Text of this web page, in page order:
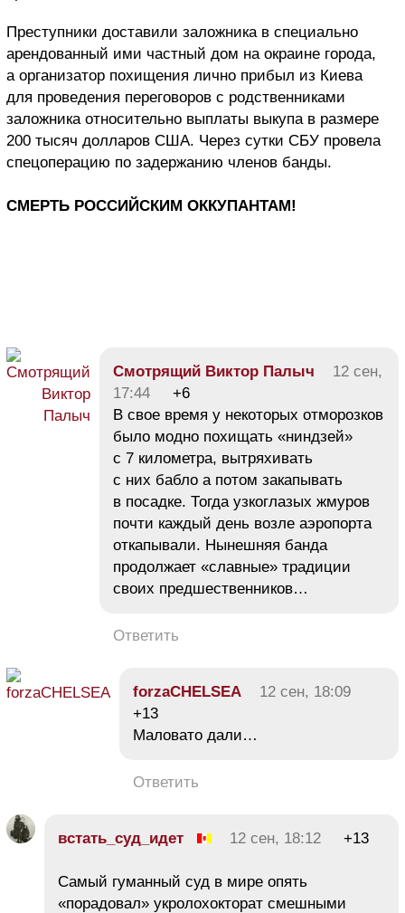
Преступники доставили заложника в специально
арендованный ими частный дом на окраине города,
а организатор похищения лично прибыл из Киева
для проведения переговоров с родственниками
заложника относительно выплаты выкупа в размере
200 тысяч долларов США. Через сутки СБУ провела
спецоперацию по задержанию членов банды.
СМЕРТЬ РОССИЙСКИМ ОККУПАНТАМ!
Смотрящий Виктор Палыч
12 сен,
17:44
+6
В свое время у некоторых отморозков
было модно похищать «ниндзей»
с 7 километра, вытряхивать
с них бабло а потом закапывать
в посадке. Тогда узкоглазых жмуров
почти каждый день возле аэропорта
откапывали. Нынешняя банда
продолжает «славные» традиции
своих предшественников…
Ответить
forzaCHELSEA
12 сен, 18:09
+13
Маловато дали…
Ответить
встать_суд_идет 12 сен, 18:12 +13
Самый гуманный суд в мире опять
«порадовал» укролохокторат смешными